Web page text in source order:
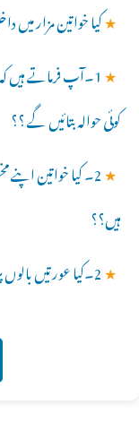
★کیا خواتین مزار
★ 1۔آپ فرماتے ہیں
کوئی حوالہ بتائیں گے ؟؟
★ 2۔ کیا خواتین
ہیں؟؟
★2۔کیا عورتیں بالوں پر خضاب لگا سکتی ہیں ؟؟